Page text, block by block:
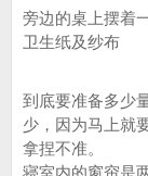
旁边的桌上摆着
卫生纸及纱布
到底要准备多少
少，因为马上就
拿捏不准。
寝室内的窗帘是